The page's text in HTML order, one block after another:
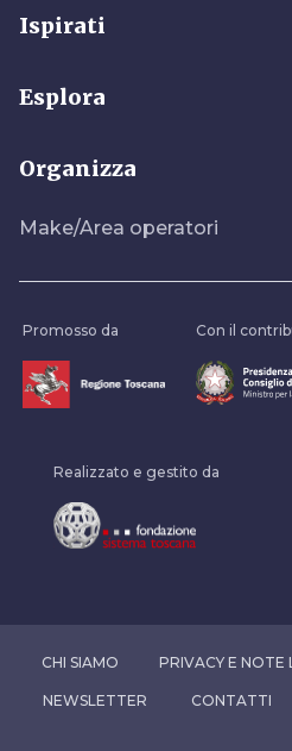
Ispirati
Esplora
Organizza
Make/Area operatori
Promosso da Con il
Realizzato e gestito da
CHI SIAMO PRIVACY E NOTE
NEWSLETTER CONTATTI